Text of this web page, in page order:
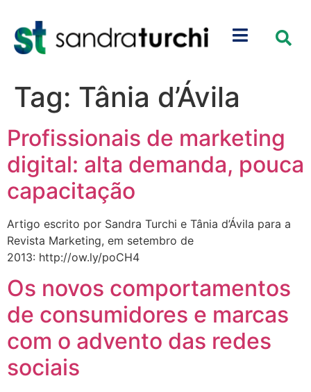
Tag: Tânia d’Ávila
Profissionais de marketing
digital: alta demanda, pouca
capacitação
Artigo escrito por Sandra Turchi e Tânia d’Ávila para a
Revista Marketing, em setembro de
2013: http://ow.ly/poCH4
Os novos comportamentos
de consumidores e marcas
com o advento das redes
sociais